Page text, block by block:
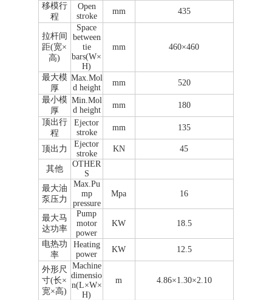
移模行
程
Open
stroke
mm 435
拉杆间
距(宽×
高)
Space
between
tie
bars(W×
H)
mm 460×460
最大模
厚
Max.Mol
d height
mm
520
最小模
厚
Min.Mol
d height
mm
180
顶出行
程
Ejector
stroke
mm 135
顶出力
Ejector
stroke
KN 45
其他
OTHER
S
最大油
泵压力
Max.Pu
mp
pressure
Mpa 16
最大马
达功率
Pump
motor
power
KW 18.5
电热功
率
Heating
power
KW 12.5
外形尺
寸(长×
宽×高)
Machine
dimensio
n(L×W×
H)
m 4.86×1.30×2.10